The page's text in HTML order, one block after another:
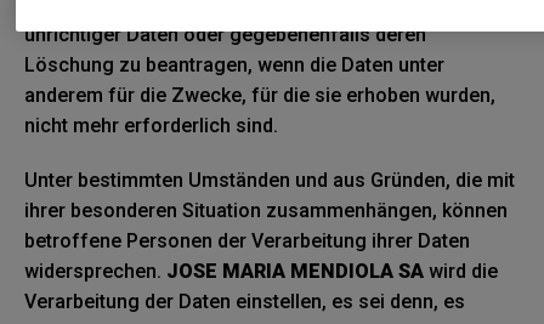
unrichtiger Daten oder gegebenenfalls deren
Löschung zu beantragen, wenn die Daten unter
anderem für die Zwecke, für die sie erhoben wurden,
nicht mehr erforderlich sind.
Unter bestimmten Umständen und aus Gründen, die mit
ihrer besonderen Situation zusammenhängen, können
betroffene Personen der Verarbeitung ihrer Daten
widersprechen. JOSE MARIA MENDIOLA SA wird die
Verarbeitung der Daten einstellen, es sei denn, es